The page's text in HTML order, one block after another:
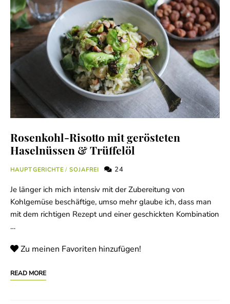
Rosenkohl-Risotto mit gerösteten
Haselnüssen & Trüffelöl
HAUPTGERICHTE / SOJAFREI 24
Je länger ich mich intensiv mit der Zubereitung von
Kohlgemüse beschäftige, umso mehr glaube ich, dass man
mit dem richtigen Rezept und einer geschickten Kombination
…
Zu meinen Favoriten hinzufügen!
READ MORE